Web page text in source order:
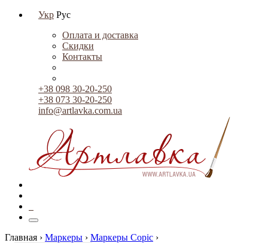
Укр Рус
Оплата и доставка
Скидки
Контакты
+38 098 30-20-250
+38 073 30-20-250
info@artlavka.com.ua
Главная › Маркеры › Маркеры Copic ›